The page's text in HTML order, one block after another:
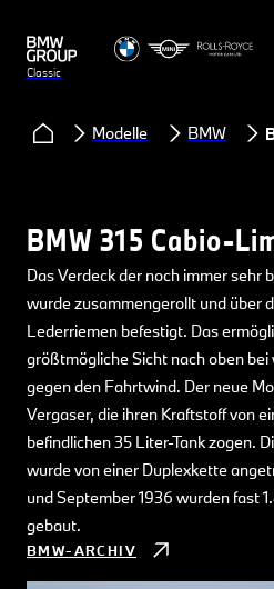
Classic
Modelle BMW
BMW 315 Cabio-
Das Verdeck der noch immer sehr
wurde zusammengerollt und über
Lederriemen befestigt. Das
größtmögliche Sicht nach oben
gegen den Fahrtwind. Der neue
Vergaser, die ihren Kraftstoff von
befindlichen 35 Liter-Tank zogen.
wurde von einer Duplexkette
und September 1936 wurden fast
gebaut.
BMW-ARCHIV